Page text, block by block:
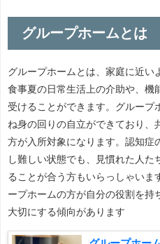
グループホームとは
グループホームとは、家庭に近い
食事夏の日常生活上の介助や、機
受けることができます。グループ
ね身の回りの自立ができており、
方が入所対象になります。認知症
し難しい状態でも、見慣れた人た
ることが合う方もいらっしゃいま
ープホームの方が自分の役割を持
大切にする傾向があります